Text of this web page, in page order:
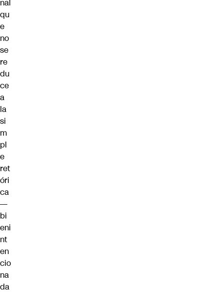
nal
qu
e
no
se
re
du
ce
a
la
si
m
pl
e
ret
óri
ca
—
bi
eni
nt
en
cio
na
da